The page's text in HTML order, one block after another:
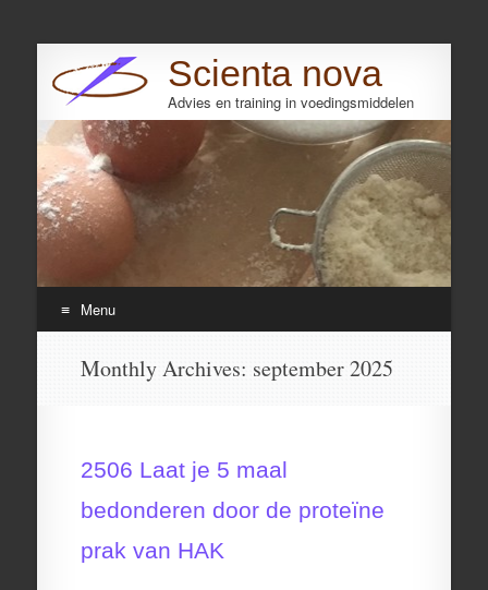
Scienta nova
Advies en training in voedingsmiddelen
Search
Menu
Monthly Archives: september 2025
2506 Laat je 5 maal
bedonderen door de proteïne
prak van HAK